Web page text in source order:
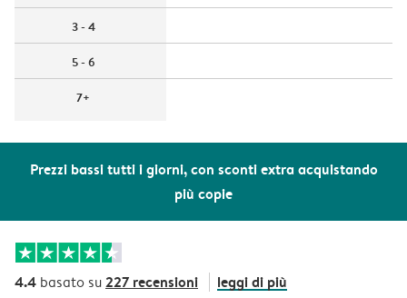
Prezzi bassi tutti i giorni, con sconti extra acquistando
più copie
3 - 4
5 - 6
7+
4.4 basato su227 recensioni leggi di più